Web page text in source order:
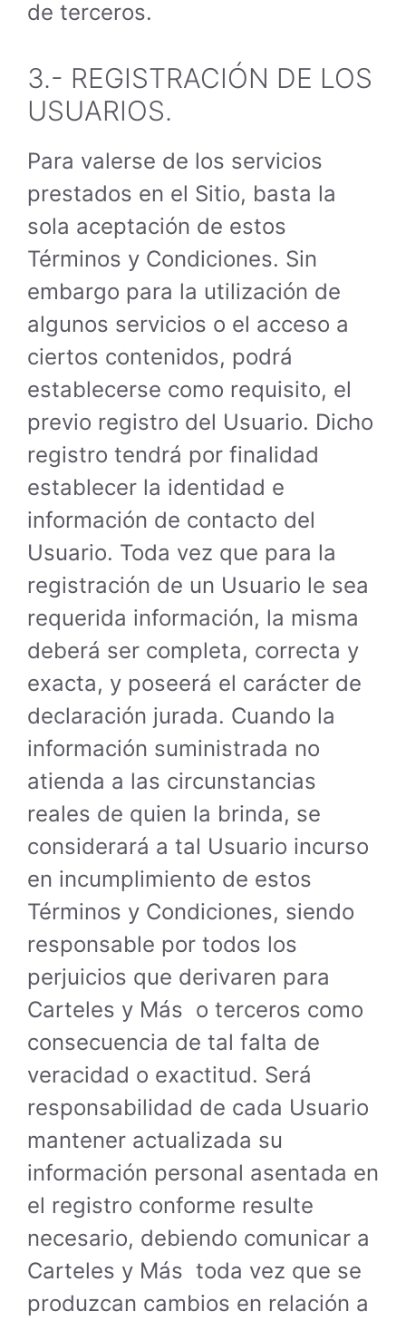
de terceros.
3.- REGISTRACIÓN DE LOS
USUARIOS.
Para valerse de los servicios
prestados en el Sitio, basta la
sola aceptación de estos
Términos y Condiciones. Sin
embargo para la utilización de
algunos servicios o el acceso a
ciertos contenidos, podrá
establecerse como requisito, el
previo registro del Usuario. Dicho
registro tendrá por finalidad
establecer la identidad e
información de contacto del
Usuario. Toda vez que para la
registración de un Usuario le sea
requerida información, la misma
deberá ser completa, correcta y
exacta, y poseerá el carácter de
declaración jurada. Cuando la
información suministrada no
atienda a las circunstancias
reales de quien la brinda, se
considerará a tal Usuario incurso
en incumplimiento de estos
Términos y Condiciones, siendo
responsable por todos los
perjuicios que derivaren para
Carteles y Más o terceros como
consecuencia de tal falta de
veracidad o exactitud. Será
responsabilidad de cada Usuario
mantener actualizada su
información personal asentada en
el registro conforme resulte
necesario, debiendo comunicar a
Carteles y Más toda vez que se
produzcan cambios en relación a